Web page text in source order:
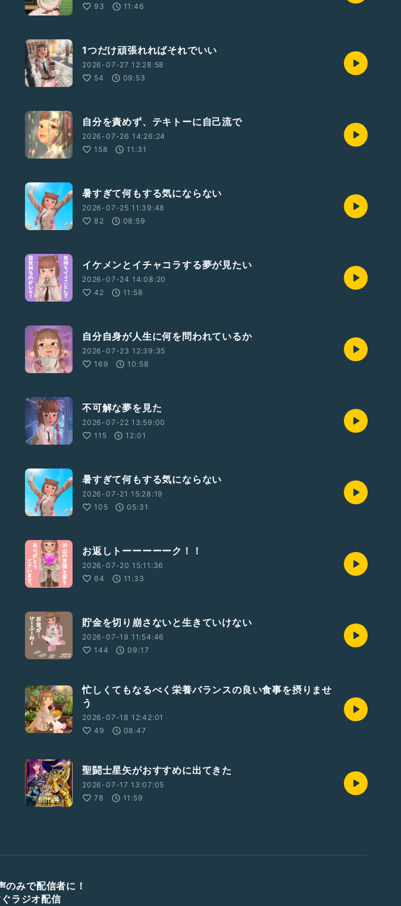
93
11:46
1つだけ頑張れればそれでいい
2026-07-27 12:28:58
54
09:53
自分を責めず、テキトーに自己流で
2026-07-26 14:26:24
158
11:31
暑すぎて何もする気にならない
2026-07-25 11:39:48
82
08:59
イケメンとイチャコラする夢が見たい
2026-07-24 14:08:20
42
11:58
自分自身が人生に何を問われているか
2026-07-23 12:39:35
169
10:58
不可解な夢を見た
2026-07-22 13:59:00
115
12:01
暑すぎて何もする気にならない
2026-07-21 15:28:19
105
05:31
お返しトーーーーーク！！
2026-07-20 15:11:36
64
11:33
貯金を切り崩さないと生きていけない
2026-07-19 11:54:46
144
09:17
忙しくてもなるべく栄養バランスの良い食事を摂りませ
う
2026-07-18 12:42:01
49
08:47
聖闘士星矢がおすすめに出てきた
2026-07-17 13:07:05
78
11:59
のみで配信者に！
ラジオ配信